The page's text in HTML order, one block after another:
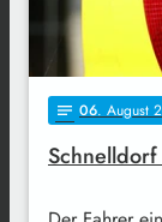
notes 06. August